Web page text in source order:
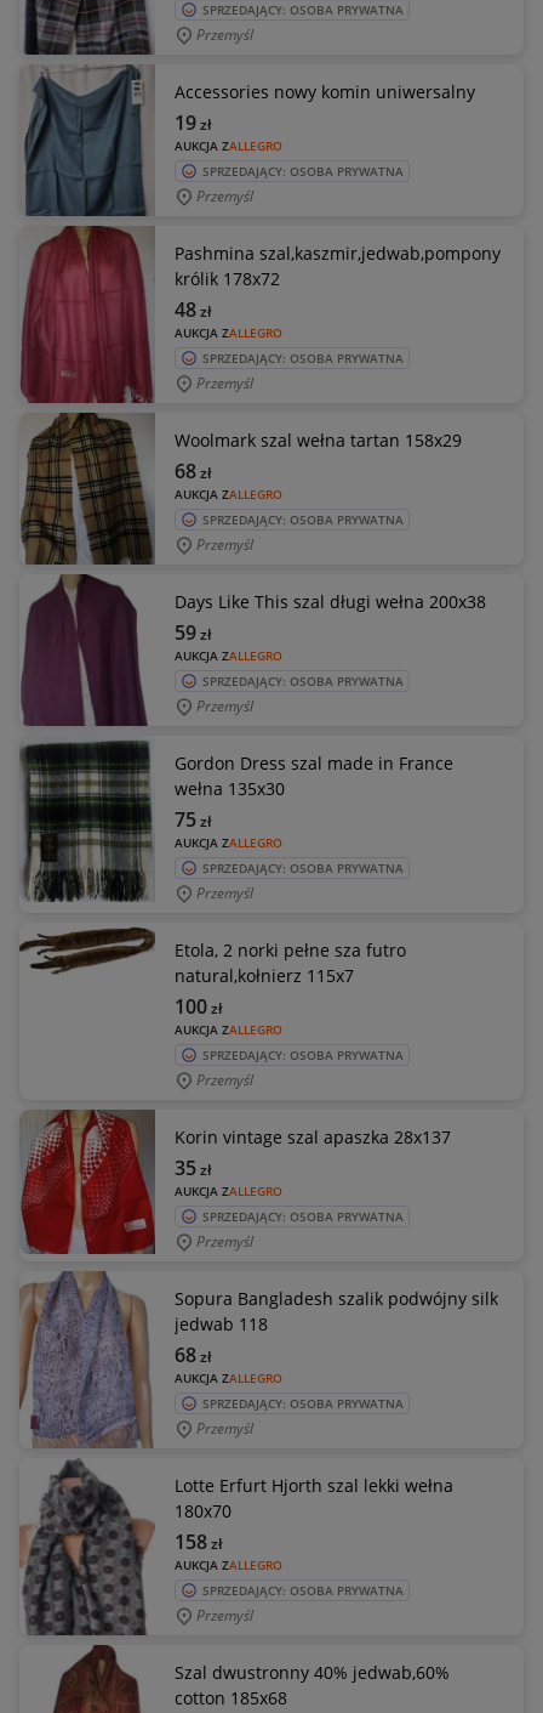
SPRZEDAJĄCY: OSOBA PRYWATNA
Przemyśl
Accessories nowy komin uniwersalny
AUKCJA ZALLEGRO
19zł
SPRZEDAJĄCY: OSOBA PRYWATNA
Przemyśl
Pashmina szal,kaszmir,jedwab,pompony
królik 178x72
AUKCJA ZALLEGRO
48zł
SPRZEDAJĄCY: OSOBA PRYWATNA
Przemyśl
Woolmark szal wełna tartan 158x29
AUKCJA ZALLEGRO
68zł
SPRZEDAJĄCY: OSOBA PRYWATNA
Przemyśl
Days Like This szal długi wełna 200x38
AUKCJA ZALLEGRO
59zł
SPRZEDAJĄCY: OSOBA PRYWATNA
Przemyśl
Gordon Dress szal made in France
wełna 135x30
AUKCJA ZALLEGRO
75zł
SPRZEDAJĄCY: OSOBA PRYWATNA
Przemyśl
Etola, 2 norki pełne sza futro
natural,kołnierz 115x7
AUKCJA ZALLEGRO
100zł
SPRZEDAJĄCY: OSOBA PRYWATNA
Przemyśl
Korin vintage szal apaszka 28x137
AUKCJA ZALLEGRO
35zł
SPRZEDAJĄCY: OSOBA PRYWATNA
Przemyśl
Sopura Bangladesh szalik podwójny silk
jedwab 118
AUKCJA ZALLEGRO
68zł
SPRZEDAJĄCY: OSOBA PRYWATNA
Przemyśl
Lotte Erfurt Hjorth szal lekki wełna
180x70
AUKCJA ZALLEGRO
158zł
SPRZEDAJĄCY: OSOBA PRYWATNA
Przemyśl
Szal dwustronny 40% jedwab,60%
cotton 185x68